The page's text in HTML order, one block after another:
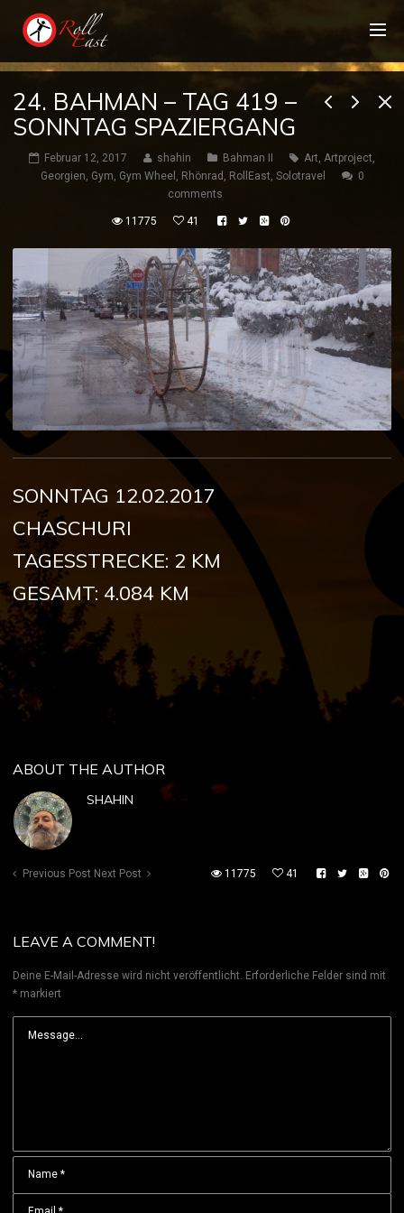
24. BAHMAN – TAG 419 –
SONNTAG SPAZIERGANG
Februar 12, 2017 shahin Bahman II Art, Artproject,
Georgien, Gym, Gym Wheel , Rhönrad , RollEast, Solotravel
0
comments
11775 41
SONNTAG 12.02.2017
CHASCHURI
TAGESSTRECKE: 2 KM
GESAMT: 4.084 KM
ABOUT THE AUTHOR
SHAHIN
Previous Post Next Post 11775 41
LEAVE A COMMENT!
Deine E-Mail-Adresse wird nicht veröffentlicht. Erforderliche Felder sind mit
* markiert